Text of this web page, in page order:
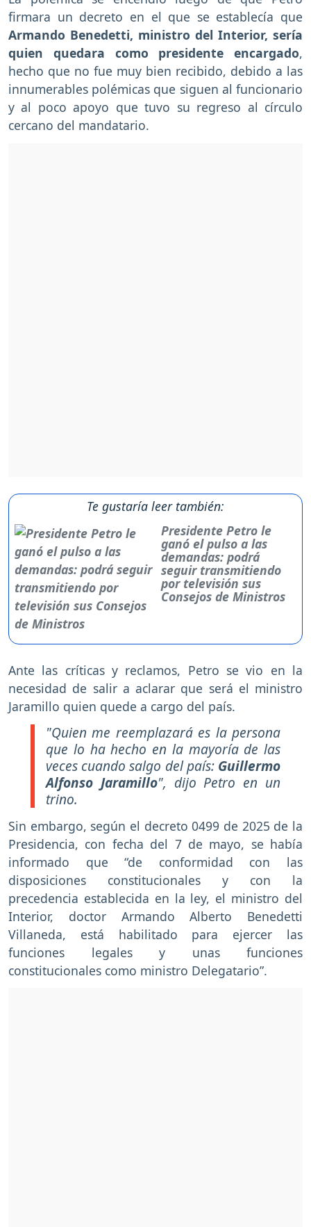
firmara un decreto en el que se establecía que
Armando Benedetti, ministro del Interior, sería
quien quedara como presidente encargado,
hecho que no fue muy bien recibido, debido a las
innumerables polémicas que siguen al funcionario
y al poco apoyo que tuvo su regreso al círculo
cercano del mandatario.
Te gustaría leer también:
Presidente Petro le
ganó el pulso a las
demandas: podrá
seguir transmitiendo
por televisión sus
Consejos de Ministros
Ante las críticas y reclamos, Petro se vio en la
necesidad de salir a aclarar que será el ministro
Jaramillo quien quede a cargo del país.
"Quien me reemplazará es la persona
que lo ha hecho en la mayoría de las
veces cuando salgo del país: Guillermo
Alfonso Jaramillo", dijo Petro en un
trino.
Sin embargo, según el decreto 0499 de 2025 de la
Presidencia, con fecha del 7 de mayo, se había
informado que “de conformidad con las
disposiciones constitucionales y con la
precedencia establecida en la ley, el ministro del
Interior, doctor Armando Alberto Benedetti
Villaneda, está habilitado para ejercer las
funciones legales y unas funciones
constitucionales como ministro Delegatario”.